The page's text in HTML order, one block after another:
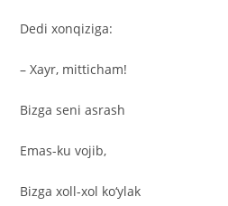
Dedi xonqiziga:
– Xayr, mitticham!
Bizga seni asrash
Emas-ku vojib,
Bizga xoll-xol ko‘ylak